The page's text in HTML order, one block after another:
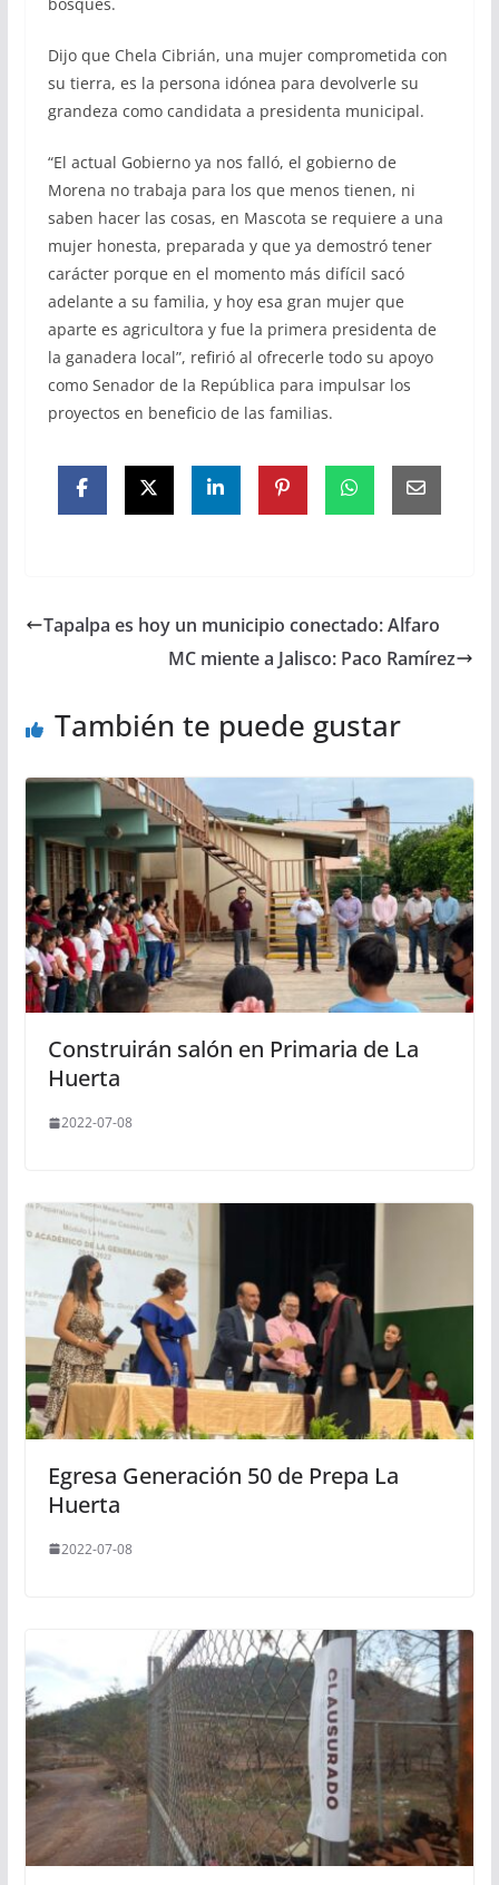
Dijo que Chela Cibrián, una mujer comprometida con
su tierra, es la persona idónea para devolverle su
grandeza como candidata a presidenta municipal.
“El actual Gobierno ya nos falló, el gobierno de
Morena no trabaja para los que menos tienen, ni
saben hacer las cosas, en Mascota se requiere a una
mujer honesta, preparada y que ya demostró tener
carácter porque en el momento más difícil sacó
adelante a su familia, y hoy esa gran mujer que
aparte es agricultora y fue la primera presidenta de
la ganadera local”, refirió al ofrecerle todo su apoyo
como Senador de la República para impulsar los
proyectos en beneficio de las familias.
Tapalpa es hoy un municipio conectado: Alfaro
MC miente a Jalisco: Paco Ramírez
También te puede gustar
Construirán salón en Primaria de La
Huerta
2022-07-08
Egresa Generación 50 de Prepa La
Huerta
2022-07-08